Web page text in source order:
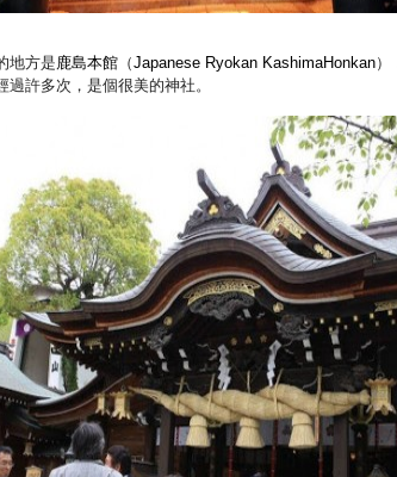
地方是鹿島本館 （Japanese Ryokan KashimaHonkan）
許多次，是個很美的神社。